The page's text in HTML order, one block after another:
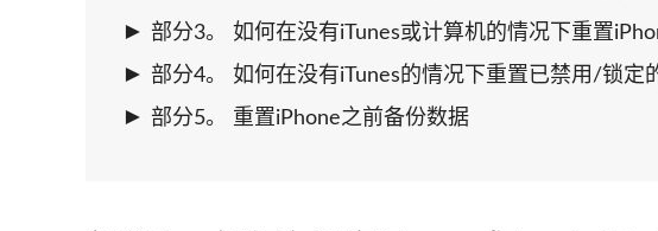
部分3。 如何在没有iTunes或计算机的情况下重置
部分4。 如何在没有iTunes的情况下重置已禁用/锁定
部分5。 重置iPhone之前备份数据